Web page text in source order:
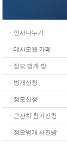
ㆍ인사나누기
ㆍ테사모웹 카페
ㆍ정모 벙개 방
ㆍ벙개신청
ㆍ정모신청
ㆍ큰잔치 참가신청
ㆍ정모벙개 사진방